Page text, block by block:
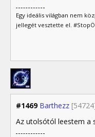
Egy ideális világban nem
jellegét vesztette el.
#1469 Barthezz
Az utolsótól leestem a